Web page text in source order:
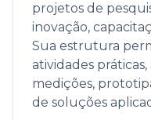
projetos de
inovação,
Sua estrutura
atividades práticas,
medições,
de soluções